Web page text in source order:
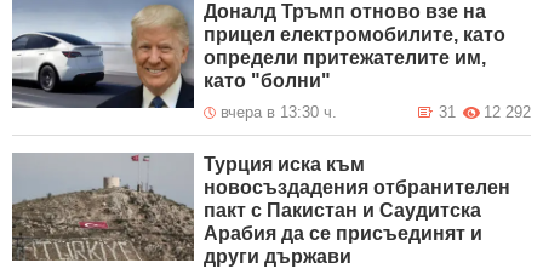
Доналд Тръмп отново взе на
прицел електромобилите, като
определи притежателите им,
като "болни"
вчера в 13:30 ч. 12 292
31
Турция иска към
новосъздадения отбранителен
пакт с Пакистан и Саудитска
Арабия да се присъединят и
други държави